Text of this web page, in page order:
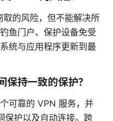
的风险，但不能解决所
鱼门户、保护设备免受
统与应用程序更新到最
保持一致的保护？
可靠的 VPN 服务，并
护以及自动连接。跨